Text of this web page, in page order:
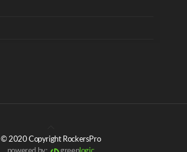
© 2020 Copyright RockersPro